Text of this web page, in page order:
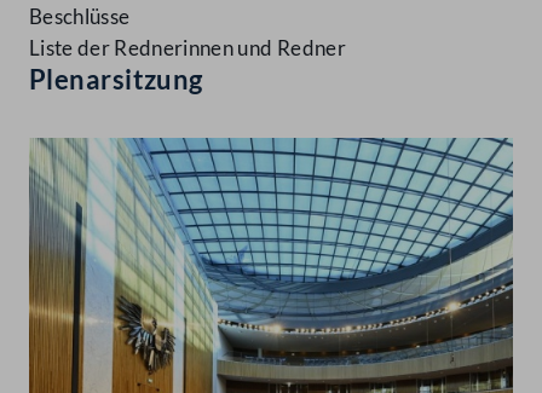
Beschlüsse
Liste der Rednerinnen und Redner
Plenarsitzung